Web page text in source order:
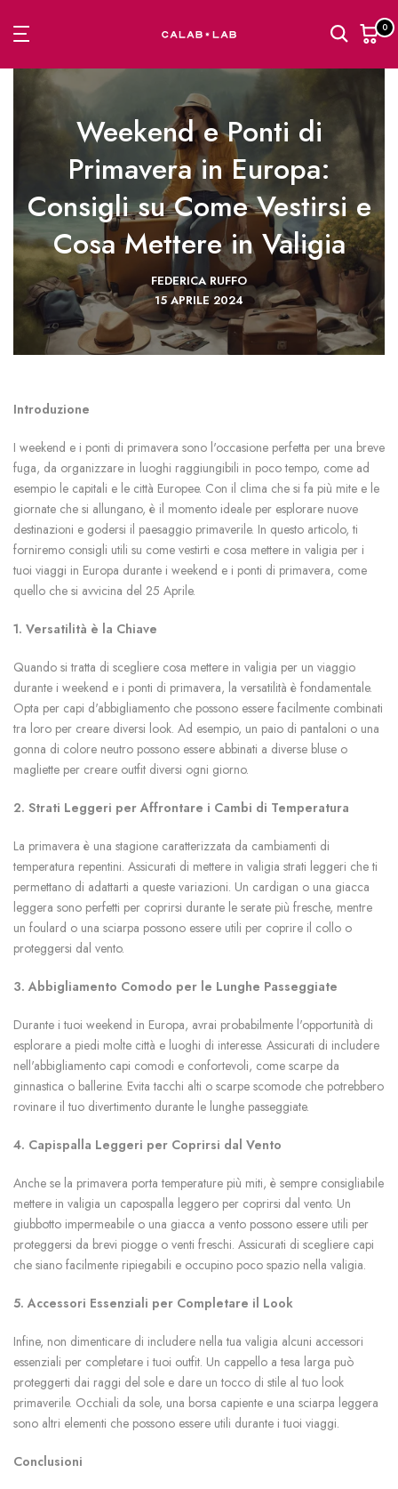
al
0
Weekend e Ponti di
Primavera in Europa:
Consigli su Come Vestirsi e
Cosa Mettere in Valigia
FEDERICA RUFFO
15 APRILE 2024
Introduzione
I weekend e i ponti di primavera sono l'occasione perfetta per una breve
fuga, da organizzare in luoghi raggiungibili in poco tempo, come ad
esempio le capitali e le città Europee. Con il clima che si fa più mite e le
giornate che si allungano, è il momento ideale per esplorare nuove
destinazioni e godersi il paesaggio primaverile. In questo articolo, ti
forniremo consigli utili su come vestirti e cosa mettere in valigia per i
tuoi viaggi in Europa durante i weekend e i ponti di primavera, come
quello che si avvicina del 25 Aprile.
1. Versatilità è la Chiave
Quando si tratta di scegliere cosa mettere in valigia per un viaggio
durante i weekend e i ponti di primavera, la versatilità è fondamentale.
Opta per capi d'abbigliamento che possono essere facilmente combinati
tra loro per creare diversi look. Ad esempio, un paio di pantaloni o una
gonna di colore neutro possono essere abbinati a diverse bluse o
magliette per creare outfit diversi ogni giorno.
2. Strati Leggeri per Affrontare i Cambi di Temperatura
La primavera è una stagione caratterizzata da cambiamenti di
temperatura repentini. Assicurati di mettere in valigia strati leggeri che ti
permettano di adattarti a queste variazioni. Un cardigan o una giacca
leggera sono perfetti per coprirsi durante le serate più fresche, mentre
un foulard o una sciarpa possono essere utili per coprire il collo o
proteggersi dal vento.
3. Abbigliamento Comodo per le Lunghe Passeggiate
Durante i tuoi weekend in Europa, avrai probabilmente l'opportunità di
esplorare a piedi molte città e luoghi di interesse. Assicurati di includere
nell'abbigliamento capi comodi e confortevoli, come scarpe da
ginnastica o ballerine. Evita tacchi alti o scarpe scomode che potrebbero
rovinare il tuo divertimento durante le lunghe passeggiate.
4. Capispalla Leggeri per Coprirsi dal Vento
Anche se la primavera porta temperature più miti, è sempre consigliabile
mettere in valigia un capospalla leggero per coprirsi dal vento. Un
giubbotto impermeabile o una giacca a vento possono essere utili per
proteggersi da brevi piogge o venti freschi. Assicurati di scegliere capi
che siano facilmente ripiegabili e occupino poco spazio nella valigia.
5. Accessori Essenziali per Completare il Look
Infine, non dimenticare di includere nella tua valigia alcuni accessori
essenziali per completare i tuoi outfit. Un cappello a tesa larga può
proteggerti dai raggi del sole e dare un tocco di stile al tuo look
primaverile. Occhiali da sole, una borsa capiente e una sciarpa leggera
sono altri elementi che possono essere utili durante i tuoi viaggi.
Conclusioni